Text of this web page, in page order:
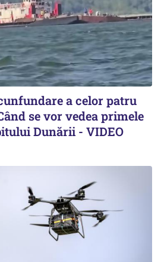
a celor patru
se vor vedea primele
Dunării - VIDEO